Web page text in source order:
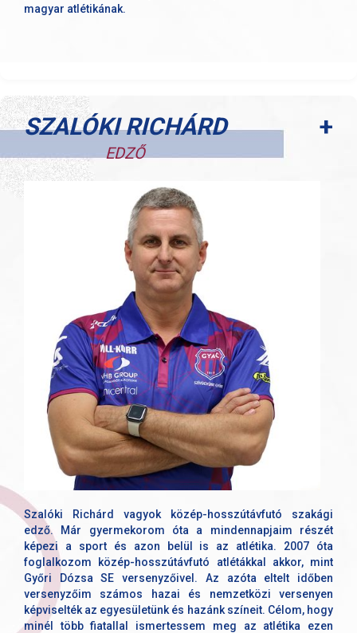
magyar atlétikának.
SZALÓKI RICHÁRD
EDZŐ
+
Szalóki Richárd vagyok közép-hosszútávfutó szakági
edző. Már gyermekorom óta a mindennapjaim részét
képezi a sport és azon belül is az atlétika. 2007 óta
foglalkozom közép-hosszútávfutó atlétákkal akkor, mint
Győri Dózsa SE versenyzőivel. Az azóta eltelt időben
versenyzőim számos hazai és nemzetközi versenyen
képviselték az egyesületünk és hazánk színeit. Célom, hogy
minél több fiatallal ismertessem meg az atlétika ezen